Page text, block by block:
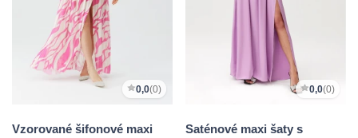
0,0(0)
Vzorované šifonové maxi
0,0(0)
Saténové maxi šaty s